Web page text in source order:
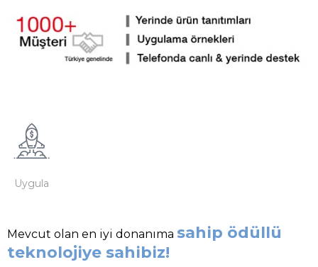
Uygula
Mevcut olan en iyi donanıma sahip ödüllü
teknolojiye sahibiz!